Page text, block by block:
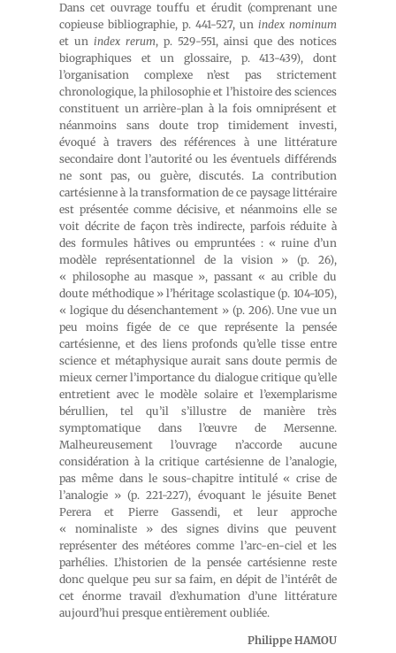
Dans cet ouvrage touffu et érudit (comprenant une
copieuse bibliographie, p. 441-527, un index nominum
et unindex rerum, p. 529-551, ainsi que des notices
biographiques et un glossaire, p. 413-439), dont
l’organisation complexe n’est pas strictement
chronologique, la philosophie et l’histoire des sciences
constituent un arrière-plan à la fois omniprésent et
néanmoins sans doute trop timidement investi,
évoqué à travers des références à une littérature
secondaire dont l’autorité ou les éventuels différends
ne sont pas, ou guère, discutés. La contribution
cartésienne à la transformation de ce paysage littéraire
est présentée comme décisive, et néanmoins elle se
voit décrite de façon très indirecte, parfois réduite à
des formules hâtives ou empruntées : « ruine d’un
modèle représentationnel de la vision » (p. 26),
« philosophe au masque », passant « au crible du
doute méthodique » l’héritage scolastique (p. 104-105),
« logique du désenchantement » (p. 206). Une vue un
peu moins figée de ce que représente la pensée
cartésienne, et des liens profonds qu’elle tisse entre
science et métaphysique aurait sans doute permis de
mieux cerner l’importance du dialogue critique qu’elle
entretient avec le modèle solaire et l’exemplarisme
bérullien, tel qu’il s’illustre de manière très
symptomatique dans l’œuvre de Mersenne.
Malheureusement l’ouvrage n’accorde aucune
considération à la critique cartésienne de l’analogie,
pas même dans le sous-chapitre intitulé « crise de
l’analogie » (p. 221-227), évoquant le jésuite Benet
Perera et Pierre Gassendi, et leur approche
« nominaliste » des signes divins que peuvent
représenter des météores comme l’arc-en-ciel et les
parhélies. L’historien de la pensée cartésienne reste
donc quelque peu sur sa faim, en dépit de l’intérêt de
cet énorme travail d’exhumation d’une littérature
aujourd’hui presque entièrement oubliée.
Philippe HAMOU